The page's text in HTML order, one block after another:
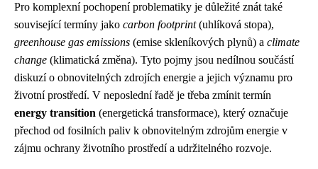
Pro komplexní pochopení problematiky je důležité znát také
související termíny jako carbon footprint(uhlíková stopa),
greenhouse gas emissions (emise skleníkových plynů) a climate
change (klimatická změna). Tyto pojmy jsou nedílnou součástí
diskuzí o obnovitelných zdrojích energie a jejich významu pro
životní prostředí. V neposlední řadě je třeba zmínit termín
energy transition (energetická transformace), který označuje
přechod od fosilních paliv k obnovitelným zdrojům energie v
zájmu ochrany životního prostředí a udržitelného rozvoje.